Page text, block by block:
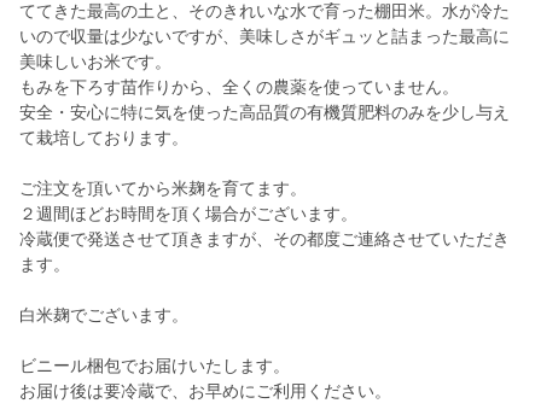
ててきた最高の土と、そのきれいな水で育った棚田米。水が冷た
いので収量は少ないですが、美味しさがギュッと詰まった最高に
美味しいお米です。
もみを下ろす苗作りから、全くの農薬を使っていません。
安全・安心に特に気を使った高品質の有機質肥料のみを少し与え
て栽培しております。
ご注文を頂いてから米麹を育てます。
２週間ほどお時間を頂く場合がございます。
冷蔵便で発送させて頂きますが、その都度ご連絡させていただき
ます。
白米麹でございます。
ビニール梱包でお届けいたします。
お届け後は要冷蔵で、お早めにご利用ください。